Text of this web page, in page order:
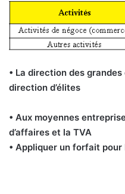
• La direction des
direction d’élites
• Aux moyennes
d’affaires et la TVA
• Appliquer un forfait